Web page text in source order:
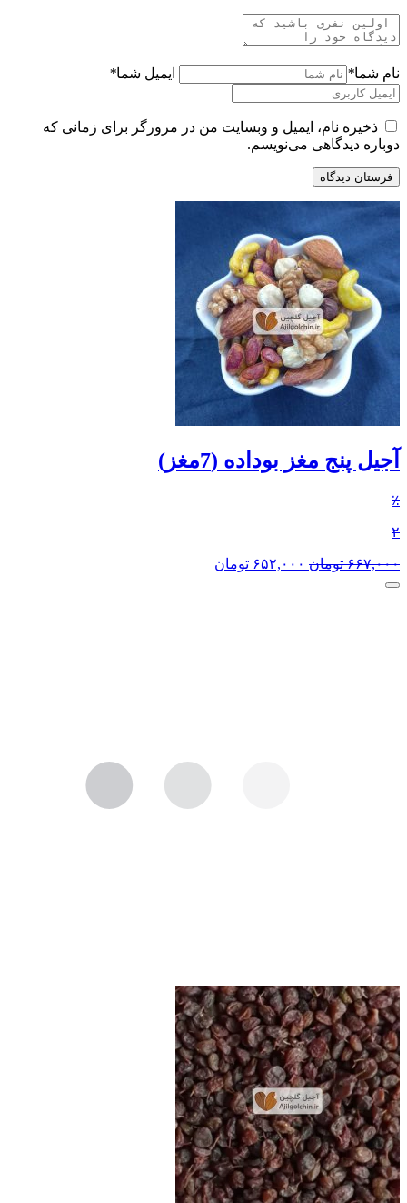
نام شما* ایمیل شما*
ذخیره نام، ایمیل و وبسایت من در مرورگر برای زمانی که
دوباره دیدگاهی می‌نویسم.
آجیل پنج مغز بوداده (7مغز)
٪
۲
۶۶۷,۰۰۰ تومان ۶۵۲,۰۰۰ تومان